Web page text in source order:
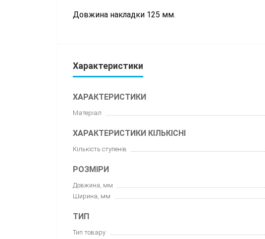
Довжина накладки 125 мм.
Характеристики
ХАРАКТЕРИСТИКИ
Матеріал
ХАРАКТЕРИСТИКИ КІЛЬКІСНІ
Кількість ступенів
РОЗМІРИ
Довжина, мм
Ширина, мм
ТИП
Тип товару